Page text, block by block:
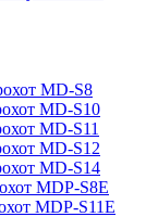
MD-S8
MD-S10
MD-S11
MD-S12
MD-S14
MDP-S8E
MDP-S11E